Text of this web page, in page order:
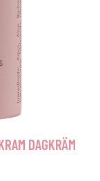
DAGKRÄM